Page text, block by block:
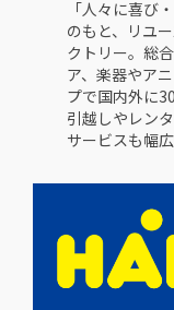
「人々に喜び
のもと、リユ
クトリー。総
ア、楽器やア
プで国内外に
引越しやレン
サービスも幅